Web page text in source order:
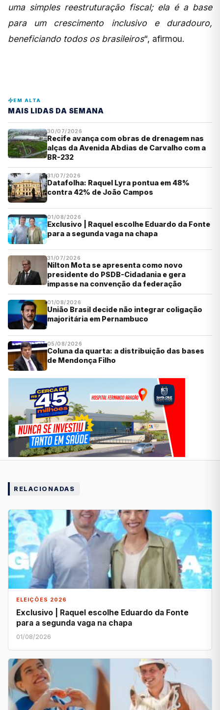
uma simples reestruturação fiscal; ela é a base
para um crescimento inclusivo e duradouro,
beneficiando todos os brasileiros“, afirmou.
EM ALTA
MAIS LIDAS DA SEMANA
30/07/2026
Recife avança com obras de drenagem nas
alças da Avenida Abdias de Carvalho com a
BR-232
31/07/2026
Datafolha: Raquel Lyra pontua em 48%
contra 42% de João Campos
01/08/2026
Exclusivo | Raquel escolhe Eduardo da Fonte
para a segunda vaga na chapa
31/07/2026
Nilton Mota se apresenta como novo
presidente do PSDB-Cidadania e gera
impasse na convenção da federação
01/08/2026
União Brasil decide não integrar coligação
majoritária em Pernambuco
05/08/2026
Coluna da quarta: a distribuição das bases
de Mendonça Filho
RELACIONADAS
ELEIÇÕES 2026
Exclusivo | Raquel escolhe Eduardo da Fonte
para a segunda vaga na chapa
01/08/2026